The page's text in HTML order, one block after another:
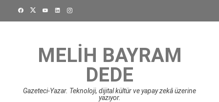
MELIH BAYRAM
DEDE
Gazeteci-Yazar. Teknoloji, dijital kültür ve yapay zekâ üzerine
yazıyor.